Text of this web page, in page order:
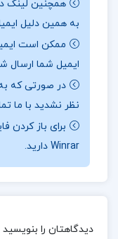
ریاضیات ندارند،
مهارت‌ های خود
منبع مفید برای
خود را مستحکم
بخشی از کتاب
مهم این کتاب،
رفتار توابع در
مفاهیم حد،
مباحث پایه‌ی درک
همچنین لینک
به همین دلیل
ایمیل شما ارسال
در صورتی که به
نظر نشدید با ما
Winrar دارید.
دیدگاهتان را بنویسید